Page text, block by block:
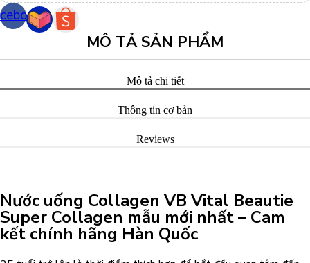
MÔ TẢ SẢN PHẨM
Mô tả chi tiết
Thông tin cơ bản
Reviews
Nước uống Collagen VB Vital Beautie
Super Collagen mẫu mới nhất – Cam
kết chính hãng Hàn Quốc